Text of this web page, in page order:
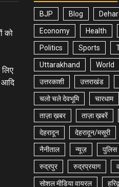
को
आदि
BJP Blog
Economy Health
Politics Sports
Uttarakhand World
उत्तरकाशी उत्तराखंड
चलो चले देवभूमि चारधाम
ताज़ा ख़बर ताज़ा ख़बरें
देहरादून देहरादून/मसूरी
नैनीताल न्यूज़ पुलिस
रुद्रपुर रुद्रप्रयाग
सोशल मीडिया वायरल